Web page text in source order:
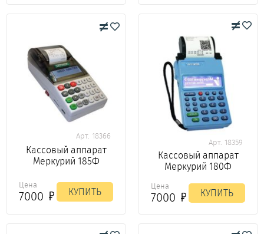
Арт. 18366
Кассовый аппарат
Меркурий 185Ф
Цена
7000 КУПИТЬ
Арт. 18359
Кассовый аппарат
Меркурий 180Ф
Цена
7000 КУПИТЬ